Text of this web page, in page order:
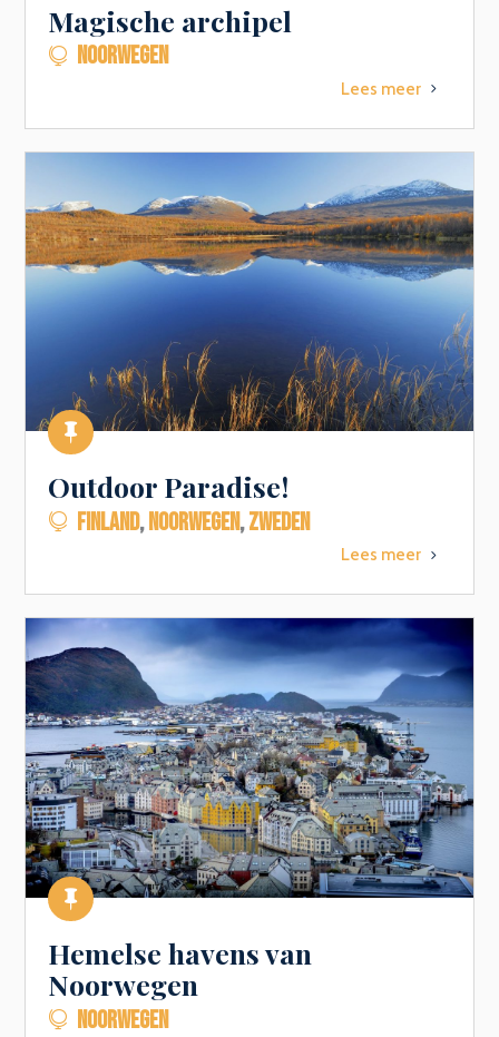
Magische archipel
 NOORWEGEN
Lees meer 5

Outdoor Paradise!
 FINLAND,NOORWEGEN,ZWEDEN
Lees meer 5

Hemelse havens van
Noorwegen
 NOORWEGEN